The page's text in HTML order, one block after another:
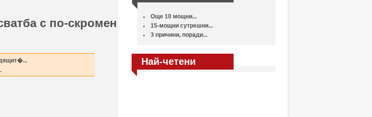
с по-скромен
Още 10 мощни...
15-мощни сутрешни...
3 причини, поради...
Най-четени